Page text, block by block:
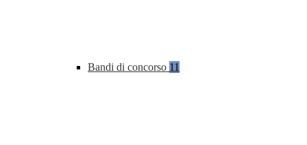
Bandi di concorso 11